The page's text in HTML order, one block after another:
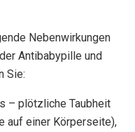
Nebenwirkungen
Antibabypille und
Sie:
– plötzliche Taubheit
auf einer Körperseite),